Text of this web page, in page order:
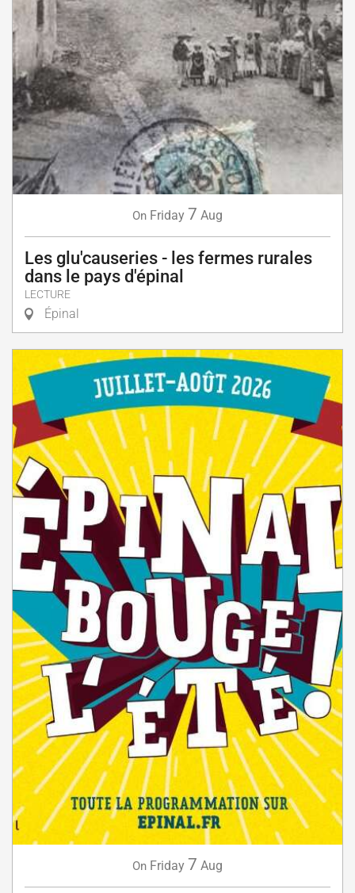
On Friday 7 Aug
Les glu'causeries - les fermes rurales
dans le pays d'épinal
LECTURE
Épinal
On Friday 7 Aug